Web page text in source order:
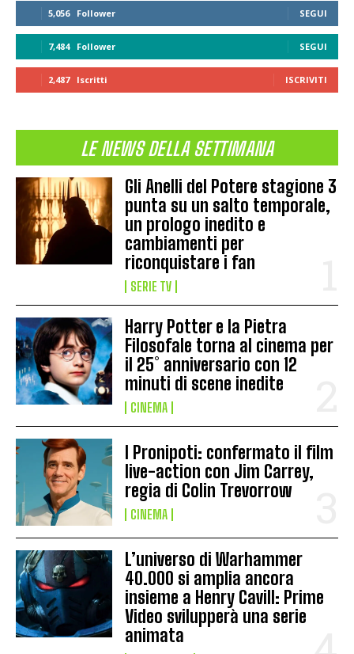
5,056 Follower SEGUI
7,484 Follower SEGUI
2,487 Iscritti ISCRIVITI
LE NEWS DELLA SETTIMANA
Gli Anelli del Potere stagione 3
punta su un salto temporale,
un prologo inedito e
cambiamenti per
riconquistare i fan
SERIE TV
Harry Potter e la Pietra
Filosofale torna al cinema per
il 25° anniversario con 12
minuti di scene inedite
CINEMA
I Pronipoti: confermato il film
live-action con Jim Carrey,
regia di Colin Trevorrow
CINEMA
L’universo di Warhammer
40.000 si amplia ancora
insieme a Henry Cavill: Prime
Video svilupperà una serie
animata